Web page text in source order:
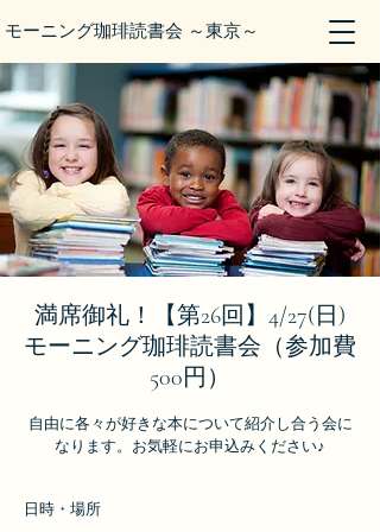
モーニング珈琲読書会 ～東京～
満席御礼！【第26回】4/27(日)
モーニング珈琲読書会（参加費
500円）
自由に各々が好きな本について紹介し合う会に
なります。お気軽にお申込みください♪
日時・場所